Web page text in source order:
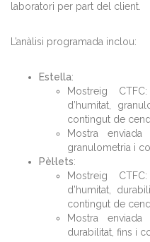
laboratori per part del client.
L’anàlisi programada inclou:
Estella:
Mostreig
d’humitat,
contingut de
Mostra
granulometria i
Pèl·lets:
Mostreig
d’humitat,
contingut de
Mostra
durabilitat, fins i